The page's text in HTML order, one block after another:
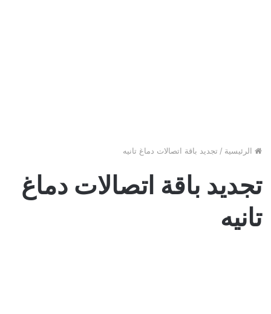
الرئيسية / تجديد باقة اتصالات دماغ تانيه
تجديد باقة اتصالات دماغ
تانيه